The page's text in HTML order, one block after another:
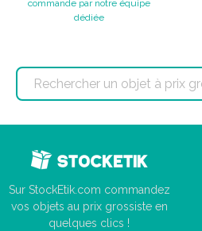
commande par notre équipe
dédiée
Sur StockEtik.com commandez
vos objets au prix grossiste en
quelques clics !